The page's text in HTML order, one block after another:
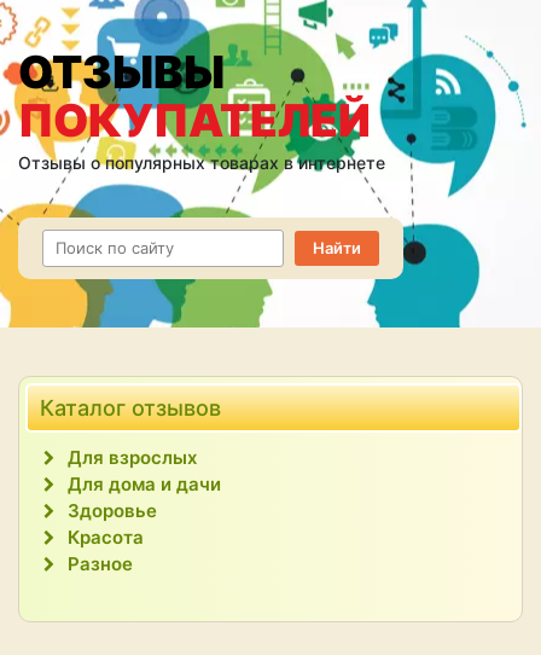
ОТЗЫВЫ
ПОКУПАТЕЛЕЙ
Отзывы о популярных товарах в интернете
Каталог отзывов
Для взрослых
Для дома и дачи
Здоровье
Красота
Разное